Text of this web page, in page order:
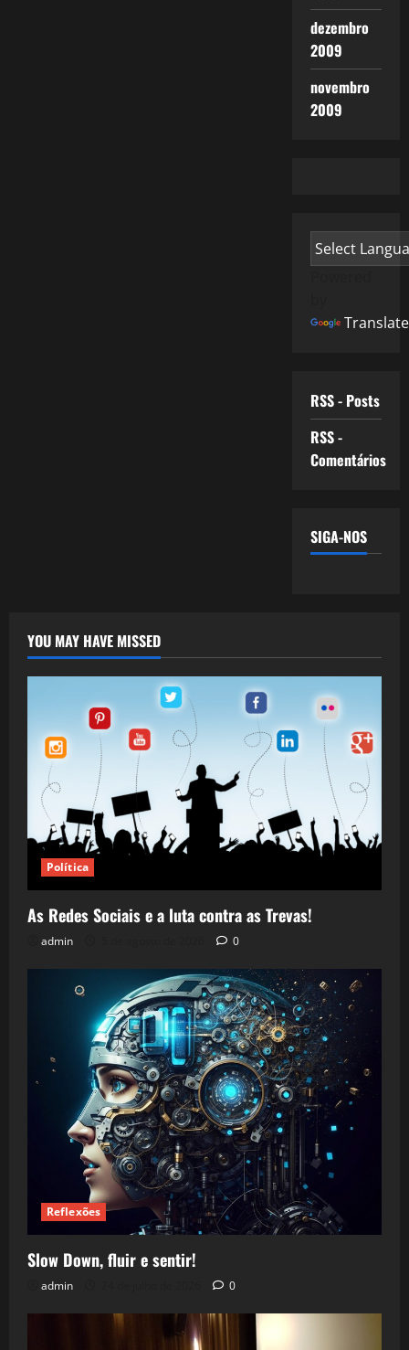
dezembro
2009
novembro
2009
Translate
RSS - Posts
RSS -
Comentários
SIGA-NOS
YOU MAY HAVE MISSED
Política
As Redes Sociais e a luta contra as Trevas!
admin 0
Reflexões
Slow Down, fluir e sentir!
admin 0